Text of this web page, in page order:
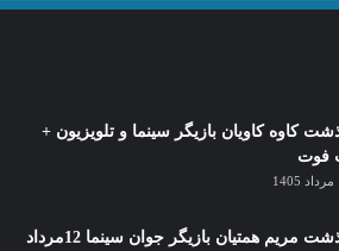
کاوه کاویان بازیگر سینما و تلویزیون +
فوت
درگذشت مریم همتیان بازیگر جوان سینما 12مرداد